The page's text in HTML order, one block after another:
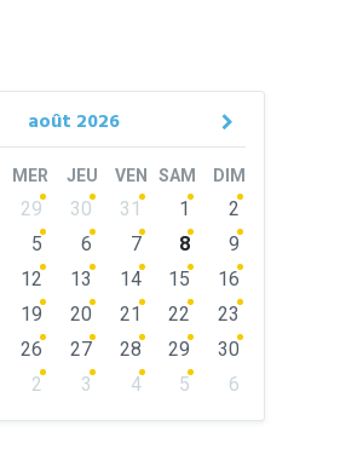
août 2026
Next
MER JEU VEN SAM DIM
29 30 31 1
2
5 6 7 8
9
12 13 14 15
16
19 20 21 22
23
26 27 28 29
30
2 3 4 5
6